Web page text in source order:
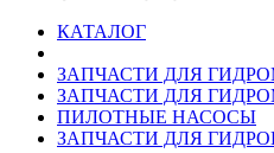
КАТАЛОГ
ЗАПЧАСТИ ДЛЯ
ЗАПЧАСТИ ДЛЯ
ПИЛОТНЫЕ НАСОСЫ
ЗАПЧАСТИ ДЛЯ